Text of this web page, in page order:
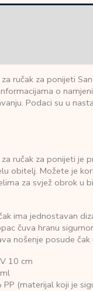
ručak za ponijeti
o
Podaci su u
ručak za ponijeti je
obitelj. Možete je
za svjež obrok u
ima jednostavan
čuva hranu
nošenje posude
10 cm
(materijal koji je